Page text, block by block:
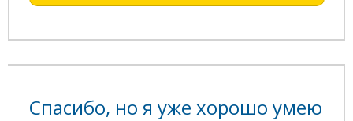
Спасибо, но я уже хорошо умею